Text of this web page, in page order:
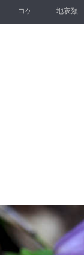
コケ 地衣類